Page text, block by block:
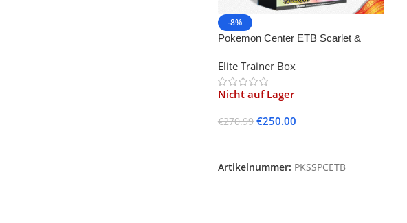
-8%
Pokemon Center ETB Scarlet &
Elite Trainer Box
Nicht auf Lager
€270.99 €250.00
Artikelnummer: PKSSPCETB